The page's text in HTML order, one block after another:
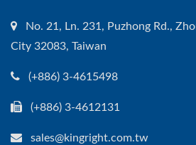
No. 21, Ln. 231, Puzhong Rd.,
City 32083, Taiwan
(+886) 3-4615498
(+886) 3-4612131
sales@kingright.com.tw